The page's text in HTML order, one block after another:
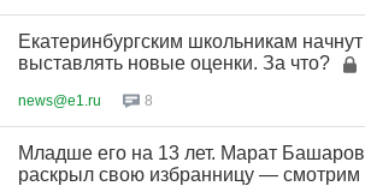
Екатеринбургским школьникам начнут
выставлять новые оценки. За что?
news@e1.ru 8
Младше его на 13 лет. Марат Башаров
раскрыл свою избранницу — смотрим